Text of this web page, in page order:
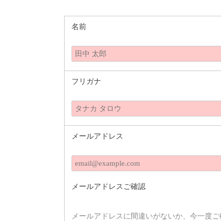
名前
フリガナ
メールアドレス
メールアドレスご確認
メールアドレスに間違いがないか、今一度ご